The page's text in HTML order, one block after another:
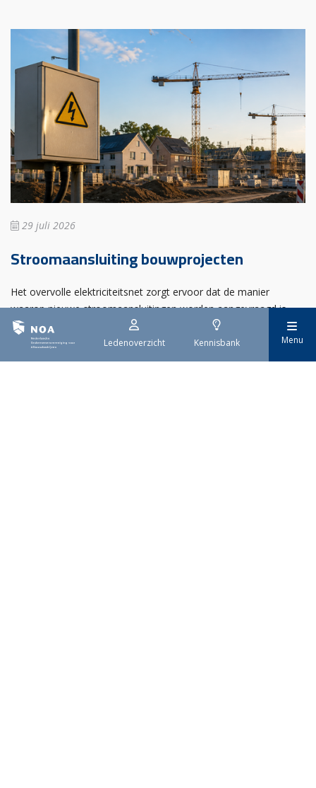
Ledenoverzicht Kennisbank Menu
29 juli 2026
Stroomaansluiting bouwprojecten
Het overvolle elektriciteitsnet zorgt ervoor dat de manier
waarop nieuwe stroomaansluitingen worden aangevraagd is
veranderd. Voor woningbouwprojecten is het daarom belangrijk
dat gemeenten zich goed voorbereiden op de nieuwe
aanvraagprocedure. Het ministerie van Volkshuisvesting en